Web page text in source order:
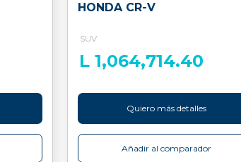
HONDA CR-V
SUV
L 1,064,714.40
Quiero más detalles
Añadir al comparador